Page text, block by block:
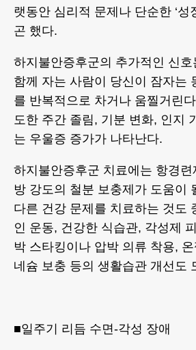
랫동안 심리적 문제나 단순한 ‘성
곤 했다.
하지불안증후군의 추가적인 신
함께 자는 사람이 당신이 잠자는
를 반복적으로 차거나 움찔거린
도한 주간 졸림, 기분 변화, 인지
는 우울증 증가가 나타난다.
하지불안증후군 치료에는 항경련
방 강도의 철분 보충제가 도움이
다른 건강 문제를 치료하는 것도
인 운동, 건강한 식습관, 각성제
박 스타킹이나 압박 의류 착용, 온
네슘 보충 등의 생활습관 개선도
■일주기 리듬 수면-각성 장애